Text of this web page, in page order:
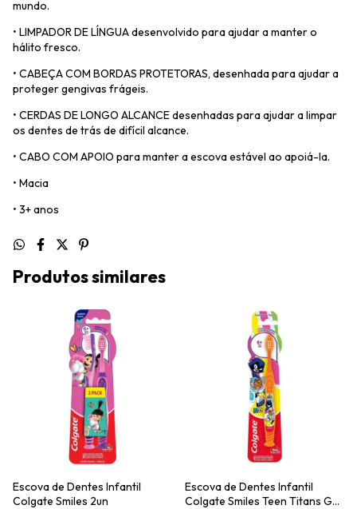
mundo.
• LIMPADOR DE LÍNGUA desenvolvido para ajudar a manter o
hálito fresco.
• CABEÇA COM BORDAS PROTETORAS, desenhada para ajudar a
proteger gengivas frágeis.
• CERDAS DE LONGO ALCANCE desenhadas para ajudar a limpar
os dentes de trás de difícil alcance.
• CABO COM APOIO para manter a escova estável ao apoiá-la.
• Macia
• 3+ anos
Produtos similares
Escova de Dentes Infantil
Colgate Smiles 2un
Escova de Dentes Infantil
Colgate Smiles Teen Titans Go